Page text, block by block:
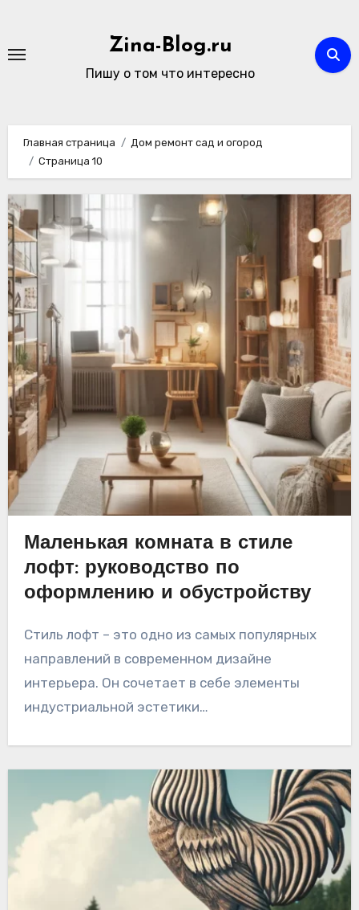
содержимому
Zina-Blog.ru
Пишу о том что интересно
Главная страница
Дом ремонт сад и огород
Страница 10
Маленькая комната в стиле
лофт: руководство по
оформлению и обустройству
Стиль лофт – это одно из самых популярных
направлений в современном дизайне
интерьера. Он сочетает в себе элементы
индустриальной эстетики…